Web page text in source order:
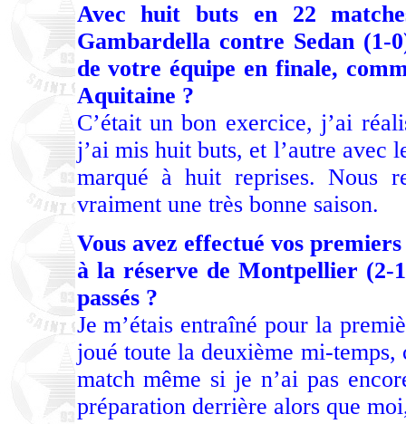
Avec huit buts en 22
Gambardella contre Sedan (1-
de votre équipe en finale,
Aquitaine ?
C’était un bon exercice, j’ai
j’ai mis huit buts, et l’autre avec
marqué à huit reprises. Nous
vraiment une très bonne saison.
Vous avez effectué vos
à la réserve de Montpellier (2-
passés ?
Je m’étais entraîné pour la
joué toute la deuxième mi-temps,
match même si je n’ai pas
préparation derrière alors que